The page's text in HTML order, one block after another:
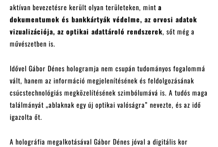
aktívan bevezetésre került olyan területeken, mint a
dokumentumok és bankkártyák védelme, az orvosi adatok
vizualizációja, az optikai adattároló rendszerek, sőt még a
művészetben is.
Idővel Gábor Dénes hologramja nem csupán tudományos fogalommá
vált, hanem az információ megjelenítésének és feldolgozásának
csúcstechnológiás megközelítésének szimbólumává is. A tudós maga
találmányát „ablaknak egy új optikai valóságra” nevezte, és az idő
igazolta őt.
A holográfia megalkotásával Gábor Dénes jóval a digitális kor